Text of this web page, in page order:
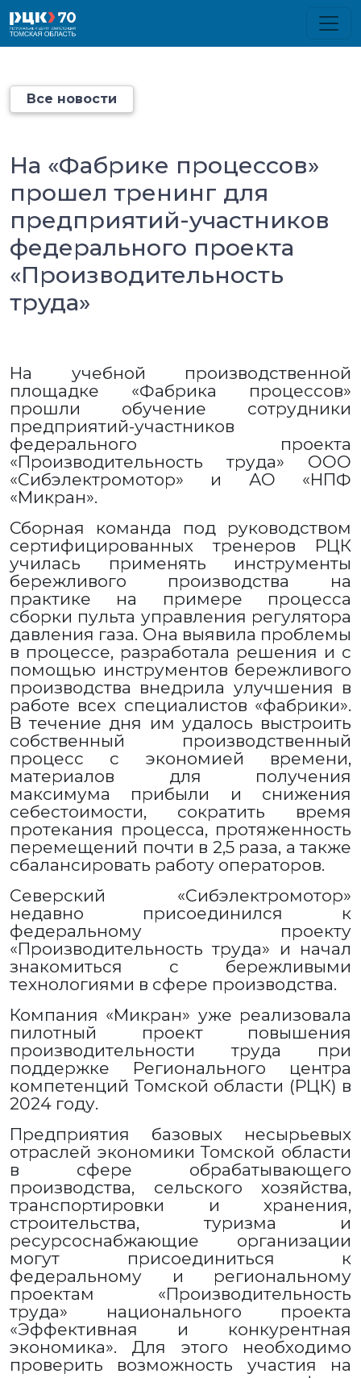
Все новости
На «Фабрике процессов»
прошел тренинг для
предприятий-участников
федерального проекта
«Производительность
труда»
На учебной производственной
площадке «Фабрика процессов»
прошли обучение сотрудники
предприятий-участников
федерального проекта
«Производительность труда» ООО
«Сибэлектромотор» и АО «НПФ
«Микран».
Сборная команда под руководством
сертифицированных тренеров РЦК
училась применять инструменты
бережливого производства на
практике на примере процесса
сборки пульта управления регулятора
давления газа. Она выявила проблемы
в процессе, разработала решения и с
помощью инструментов бережливого
производства внедрила улучшения в
работе всех специалистов «фабрики».
В течение дня им удалось выстроить
собственный производственный
процесс с экономией времени,
материалов для получения
максимума прибыли и снижения
себестоимости, сократить время
протекания процесса, протяженность
перемещений почти в 2,5 раза, а также
сбалансировать работу операторов.
Северский «Сибэлектромотор»
недавно присоединился к
федеральному проекту
«Производительность труда» и начал
знакомиться с бережливыми
технологиями в сфере производства.
Компания «Микран» уже реализовала
пилотный проект повышения
производительности труда при
поддержке Регионального центра
компетенций Томской области (РЦК) в
2024 году.
Предприятия базовых несырьевых
отраслей экономики Томской области
в сфере обрабатывающего
производства, сельского хозяйства,
транспортировки и хранения,
строительства, туризма и
ресурсоснабжающие организации
могут присоединиться к
федеральному и региональному
проектам «Производительность
труда» национального проекта
«Эффективная и конкурентная
экономика». Для этого необходимо
проверить возможность участия на